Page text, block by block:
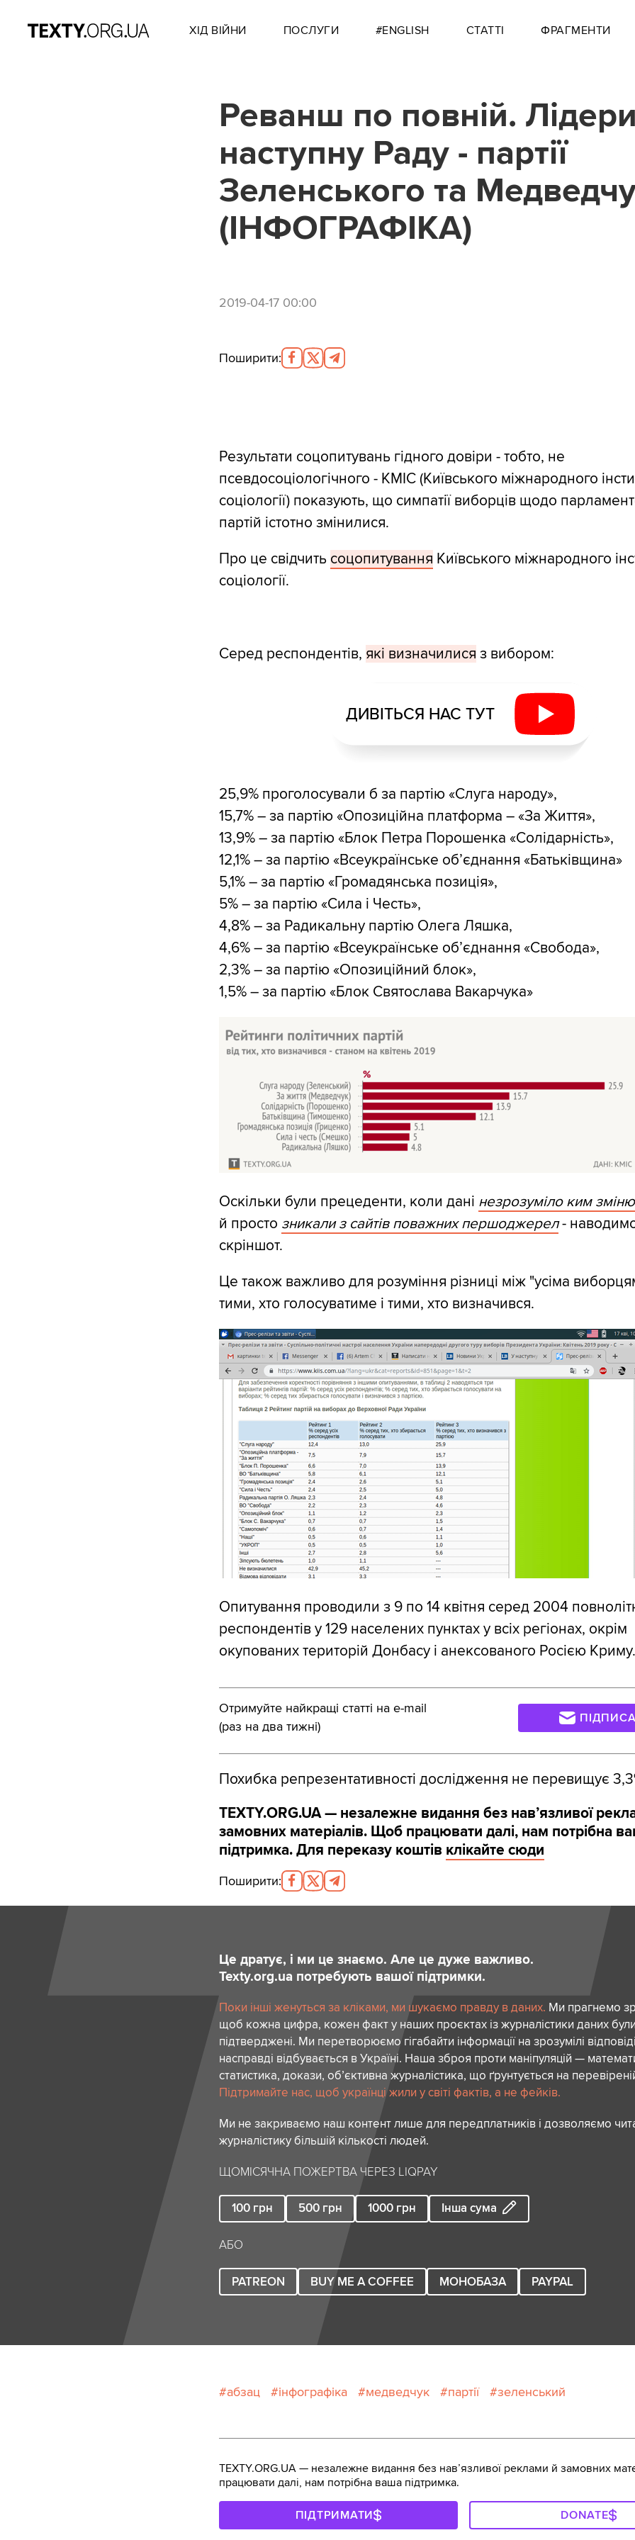
ХІД ВІЙНИ ПОСЛУГИ #ENGLISH СТАТТІ ФРАГМЕНТИ
Реванш по повній.
наступну Раду - партії
Зеленського та
(ІНФОГРАФІКА)
2019-04-17 00:00
Поширити:
Результати соцопитувань гідного довіри - тобто, не
псевдосоціологічного - КМІС (Київського міжнародного
соціології) показують, що симпатії виборців щодо
партій істотно змінилися.
Про це свідчить соцопитування Київського міжнародного
соціології.
Серед респондентів, які визначилися з вибором:
ДИВІТЬСЯ НАС ТУТ
25,9% проголосували б за партію «Слуга народу»,
15,7% – за партію «Опозиційна платформа – «За Життя»,
13,9% – за партію «Блок Петра Порошенка «Солідарність»,
12,1% – за партію «Всеукраїнське об’єднання «Батьківщина»
5,1% – за партію «Громадянська позиція»,
5% – за партію «Сила і Честь»,
4,8% – за Радикальну партію Олега Ляшка,
4,6% – за партію «Всеукраїнське об’єднання «Свобода»,
2,3% – за партію «Опозиційний блок»,
1,5% – за партію «Блок Святослава Вакарчука»
Оскільки були прецеденти, коли дані незрозуміло ким
й просто зникали з сайтів поважних першоджерел-
скріншот.
Це також важливо для розуміння різниці між "усіма
тими, хто голосуватиме і тими, хто визначився.
Опитування проводили з 9 по 14 квітня серед 2004
респондентів у 129 населених пунктах у всіх регіонах, окрім
окупованих територій Донбасу і анексованого Росією Криму.
Отримуйте найкращі статті на e-mail
(раз на два тижні)
Похибка репрезентативності дослідження не перевищує
TEXTY.ORG.UA — незалежне видання без навʼязливої
замовних матеріалів. Щоб працювати далі, нам потрібна
підтримка. Для переказу коштів клікайте сюди
Поширити:
Це дратує, і ми це знаємо. Але це дуже важливо.
Texty.org.ua потребують вашої підтримки.
Поки інші женуться за кліками, ми шукаємо правду в даних. Ми прагнемо
щоб кожна цифра, кожен факт у наших проєктах із журналістики даних були
підтверджені. Ми перетворюємо гігабайти інформації на зрозумілі
насправді відбувається в Україні. Наша зброя проти маніпуляцій —
статистика, докази, об’єктивна журналістика, що ґрунтується на
Підтримайте нас, щоб українці жили у світі фактів, а не фейків.
Ми не закриваємо наш контент лише для передплатників і дозволяємо
журналістику більшій кількості людей.
ЩОМІСЯЧНА ПОЖЕРТВА ЧЕРЕЗ LIQPAY
100 грн 500 грн 1000 грн Інша сума
АБО
PATREON BUY ME A COFFEE МОНОБАЗА PAYPAL
абзац інфографіка медведчук партії зеленський
TEXTY.ORG.UA — незалежне видання без навʼязливої реклами й замовних
працювати далі, нам потрібна ваша підтримка.
ПІДТРИМАТИ DONATE